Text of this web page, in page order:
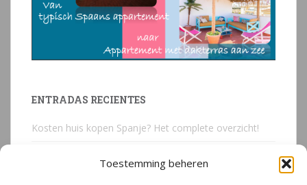
Toestemming beheren
ENTRADAS RECIENTES
Kosten huis kopen Spanje? Het complete overzicht!
juridische valkuilen